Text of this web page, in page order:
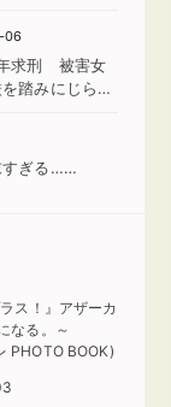
06
求刑 被害女
踏みにじられ
すぎる……
ス！』アザーカ
なる。～
PHOTO BOOK)